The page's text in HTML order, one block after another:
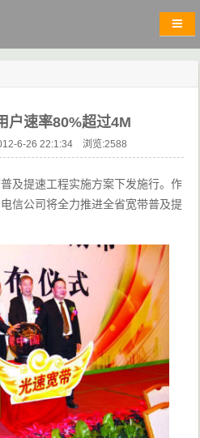
户速率80%超过4M
6-26 22:1:34 浏览:2588
及提速工程实施方案下发施行。作
信公司将全力推进全省宽带普及提